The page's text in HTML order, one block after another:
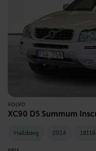
VOLVO
XC90 D5 Summum
Hallsberg 2014